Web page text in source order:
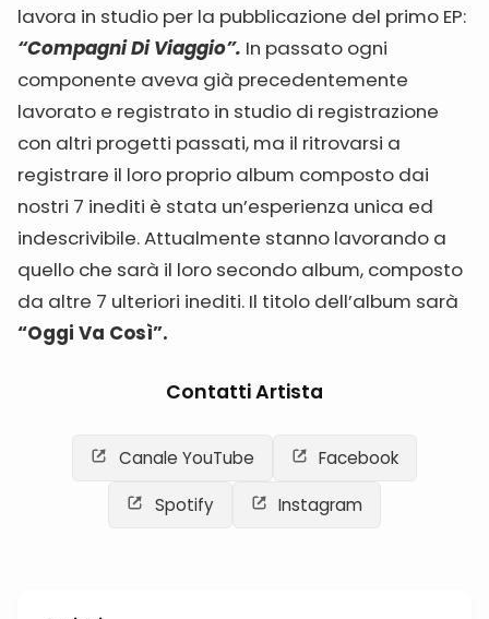
lavora in studio per la pubblicazione del primo EP:
“Compagni Di Viaggio”. In passato ogni
componente aveva già precedentemente
lavorato e registrato in studio di registrazione
con altri progetti passati, ma il ritrovarsi a
registrare il loro proprio album composto dai
nostri 7 inediti è stata un’esperienza unica ed
indescrivibile. Attualmente stanno lavorando a
quello che sarà il loro secondo album, composto
da altre 7 ulteriori inediti. Il titolo dell’album sarà
“Oggi Va Così”.
Contatti Artista
Canale YouTube Facebook
Spotify Instagram